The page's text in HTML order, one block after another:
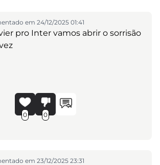
em 24/12/2025 01:41
pro Inter vamos abrir o sorrisão
0 0
em 23/12/2025 23:31